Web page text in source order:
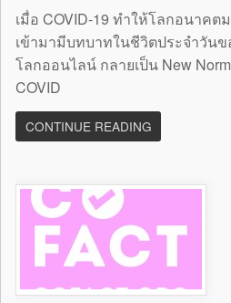
เมื่อ COVID-19 ทำให้โลกอนาคต
เข้ามามีบทบาทในชีวิตประจำวันข
โลกออนไลน์ กลายเป็น New
COVID
CONTINUE READING